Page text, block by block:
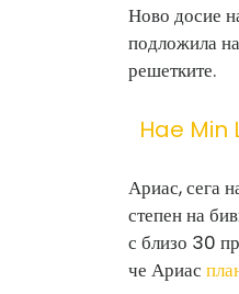
Ново досие
подложила
решетките.
Hae Min
Ариас, сега
степен на
с близо 30
че Ариас